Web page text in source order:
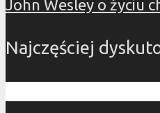
John Wesley o życiu
Najczęściej